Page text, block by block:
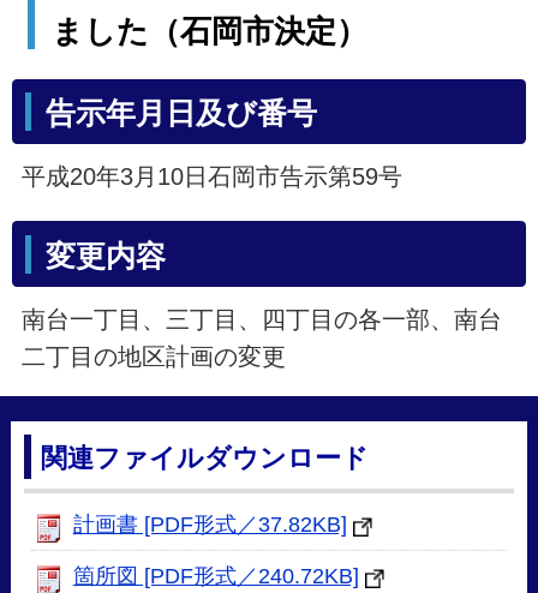
ました（石岡市決定）
告示年月日及び番号
平成20年3月10日石岡市告示第59号
変更内容
南台一丁目、三丁目、四丁目の各一部、南台
二丁目の地区計画の変更
関連ファイルダウンロード
計画書 [PDF形式／37.82KB]
箇所図 [PDF形式／240.72KB]